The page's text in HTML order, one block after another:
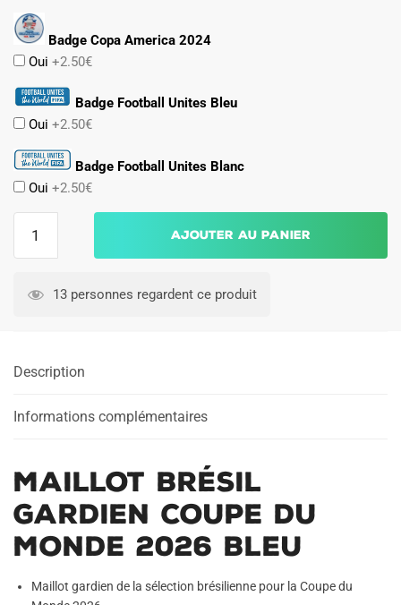
Badge Copa America 2024
Oui +2.50€
Badge Football Unites Bleu
Oui +2.50€
Badge Football Unites Blanc
Oui +2.50€
Bresil
Monde
Bleu
Ajouter au panier
13 personnes regardent ce produit
Description
Informations complémentaires
Maillot Brésil
Gardien Coupe du
Monde 2026 Bleu
Maillot gardien de la sélection brésilienne pour la Coupe du